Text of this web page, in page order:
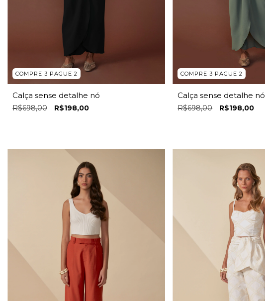
COMPRE 3 PAGUE 2
Calça sense detalhe nó
R$698,00 R$198,00
COMPRE 3 PAGUE 2
Calça sense detalhe nó
R$698,00 R$198,00